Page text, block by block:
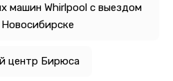
машин Whirlpool с выездом
центр Бирюса